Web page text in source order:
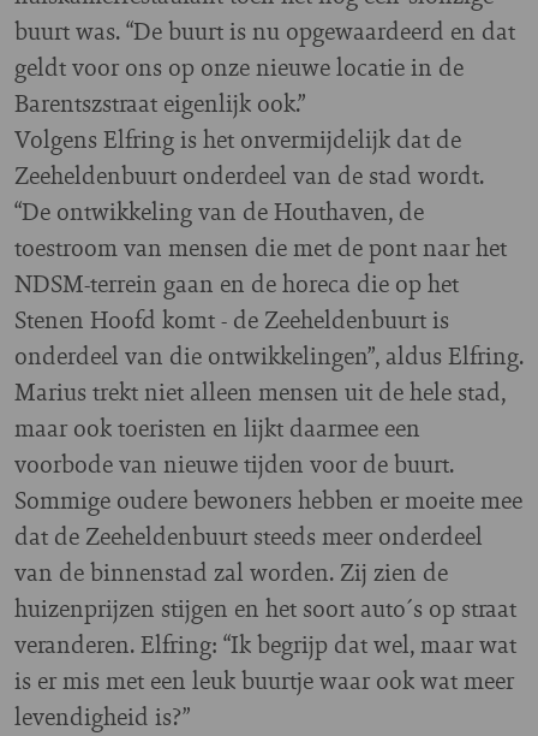
buurt was. “De buurt is nu opgewaardeerd en dat
geldt voor ons op onze nieuwe locatie in de
Barentszstraat eigenlijk ook.”
Volgens Elfring is het onvermijdelijk dat de
Zeeheldenbuurt onderdeel van de stad wordt.
“De ontwikkeling van de Houthaven, de
toestroom van mensen die met de pont naar het
NDSM-terrein gaan en de horeca die op het
Stenen Hoofd komt - de Zeeheldenbuurt is
onderdeel van die ontwikkelingen”, aldus Elfring.
Marius trekt niet alleen mensen uit de hele stad,
maar ook toeristen en lijkt daarmee een
voorbode van nieuwe tijden voor de buurt.
Sommige oudere bewoners hebben er moeite mee
dat de Zeeheldenbuurt steeds meer onderdeel
van de binnenstad zal worden. Zij zien de
huizenprijzen stijgen en het soort auto´s op straat
veranderen. Elfring: “Ik begrijp dat wel, maar wat
is er mis met een leuk buurtje waar ook wat meer
levendigheid is?”